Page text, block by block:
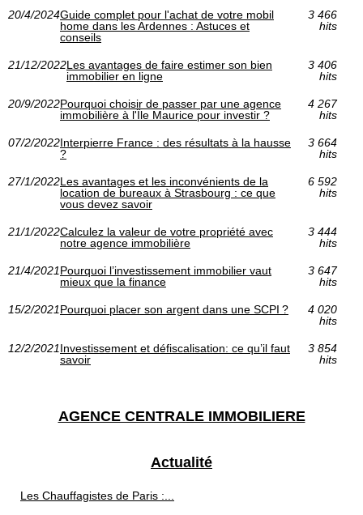
20/4/2024Guide complet pour l'achat de votre mobil
home dans les Ardennes : Astuces et
conseils
3 466
hits
21/12/2022Les avantages de faire estimer son bien
immobilier en ligne
3 406
hits
20/9/2022Pourquoi choisir de passer par une agence
immobilière à l'Île Maurice pour investir ?
4 267
hits
07/2/2022Interpierre France : des résultats à la hausse
?
3 664
hits
27/1/2022Les avantages et les inconvénients de la
location de bureaux à Strasbourg : ce que
vous devez savoir
6 592
hits
21/1/2022Calculez la valeur de votre propriété avec
notre agence immobilière
3 444
hits
21/4/2021Pourquoi l’investissement immobilier vaut
mieux que la finance
3 647
hits
15/2/2021Pourquoi placer son argent dans une SCPI ?
4 020
hits
12/2/2021Investissement et défiscalisation: ce qu’il faut
savoir
3 854
hits
AGENCE CENTRALE IMMOBILIERE
Actualité
Les Chauffagistes de Paris :...